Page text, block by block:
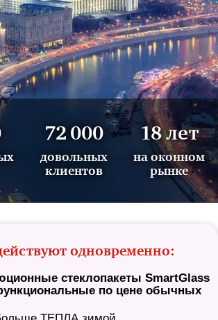
72 000
довольных
клиентов
18 лет
на оконном
рынке
одновременно:
стеклопакеты SmartGlass
по цене обычных